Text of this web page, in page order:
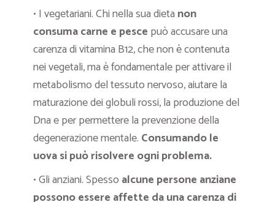
• I vegetariani. Chi nella sua dieta non
consuma carne e pesce può accusare una
carenza di vitamina B12, che non è contenuta
nei vegetali, ma è fondamentale per attivare il
metabolismo del tessuto nervoso, aiutare la
maturazione dei globuli rossi, la produzione del
Dna e per permettere la prevenzione della
degenerazione mentale. Consumando le
uova si può risolvere ogni problema.
• Gli anziani. Spesso alcune persone anziane
possono essere affette da una carenza di